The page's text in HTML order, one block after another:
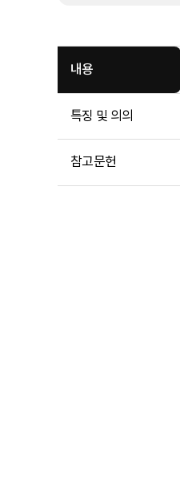
내용
특징 및 의의
참고문헌